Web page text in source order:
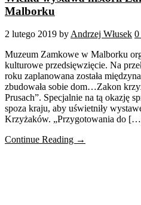
Malborku
2 lutego 2019 by Andrzej Włusek 0
Muzeum Zamkowe w Malborku
kulturowe przedsięwzięcie. Na
roku zaplanowana została
zbudowała sobie dom…Zakon
Prusach”. Specjalnie na tą okazję
spoza kraju, aby uświetniły
Krzyżaków. „Przygotowania do
Continue Reading →